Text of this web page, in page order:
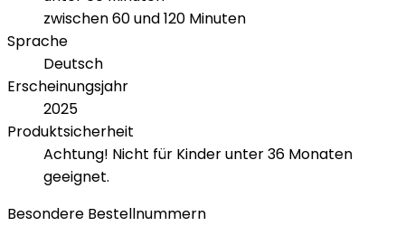
zwischen 60 und 120 Minuten
Sprache
Deutsch
Erscheinungsjahr
2025
Produktsicherheit
Achtung! Nicht für Kinder unter 36 Monaten
geeignet.
Besondere Bestellnummern